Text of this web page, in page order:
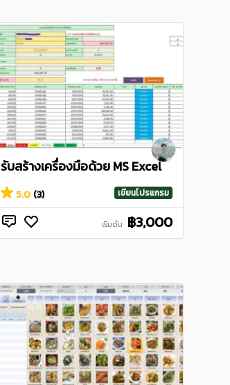
รับสร้างเครื่องมือด้วย MS Excel
5.0 (3) เขียนโปรแกรม
เริ่มต้น ฿3,000